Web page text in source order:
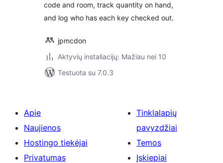
code and room, track quantity on hand,
and log who has each key checked out.
jpmcdon
Aktyvių instaliacijų: Mažiau nei 10
Testuota su 7.0.3
Apie
Naujienos
Hostingo tiekėjai
Privatumas
Tinklalapių
pavyzdžiai
Temos
Įskiepiai